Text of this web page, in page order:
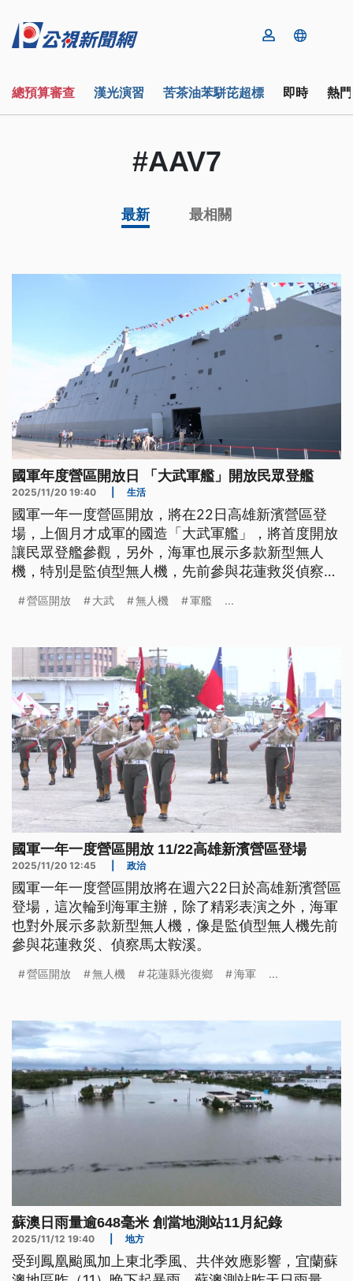
總預算審查 漢光演習 苦茶油苯駢芘超標 即時 熱
#AAV7
最新 最相關
國軍年度營區開放日 「大武軍艦」開放民眾登艦
2025/11/20 19:40 生活
國軍一年一度營區開放，將在22日高雄新濱營區登
場，上個月才成軍的國造「大武軍艦」，將首度開放
讓民眾登艦參觀，另外，海軍也展示多款新型無人
機，特別是監偵型無人機，先前參與花蓮救災偵察馬
營區開放 大武 無人機 軍艦 ...
國軍一年一度營區開放 11/22高雄新濱營區登場
2025/11/20 12:45 政治
國軍一年一度營區開放將在週六22日於高雄新濱營區
登場，這次輪到海軍主辦，除了精彩表演之外，海軍
也對外展示多款新型無人機，像是監偵型無人機先前
參與花蓮救災、偵察馬太鞍溪。
營區開放 無人機 花蓮縣光復鄉 海軍 ...
蘇澳日雨量逾648毫米 創當地測站11月紀錄
2025/11/12 19:40 地方
受到鳳凰颱風加上東北季風、共伴效應影響，宜蘭蘇